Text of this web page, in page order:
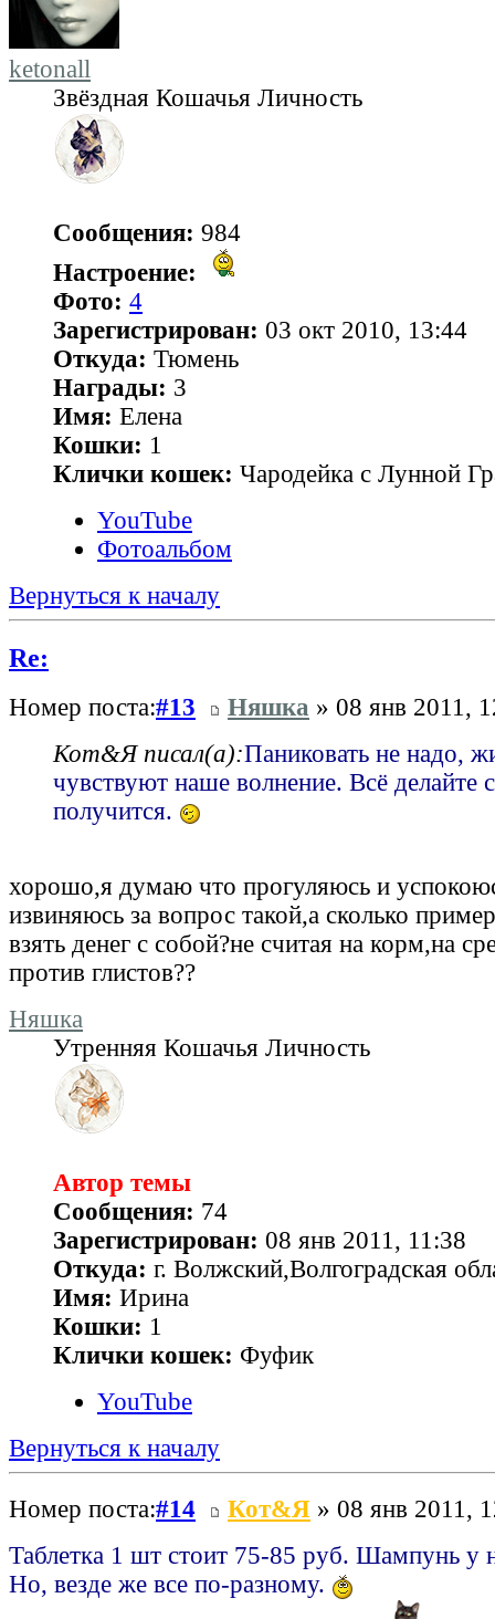
ketonall
Звёздная Кошачья Личность
Сообщения: 984
Настроение:
Фото: 4
Зарегистрирован: 03 окт 2010, 13:44
Откуда: Тюмень
Награды: 3
Имя: Елена
Кошки: 1
Клички кошек: Чародейка с Лунной
YouTube
Фотоальбом
Вернуться к началу
Re:
Номер поста:#13 Няшка » 08 янв 2011,
Кот&Я писал(а):Паниковать не надо,
чувствуют наше волнение. Всё делайте
получится.
хорошо,я думаю что прогуляюсь и
извиняюсь за вопрос такой,а сколько
взять денег с собой?не считая на корм,на
против глистов??
Няшка
Утренняя Кошачья Личность
Автор темы
Сообщения: 74
Зарегистрирован: 08 янв 2011, 11:38
Откуда: г. Волжский,Волгоградская
Имя: Ирина
Кошки: 1
Клички кошек: Фуфик
YouTube
Вернуться к началу
Номер поста:#14 Кот&Я » 08 янв 2011,
Таблетка 1 шт стоит 75-85 руб. Шампунь у
Но, везде же все по-разному.